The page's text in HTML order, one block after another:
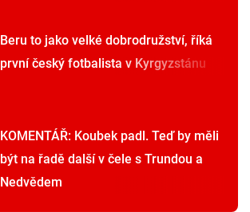
Beru to jako velké dobrodružství, říká
první český fotbalista v Kyrgyzstánu
KOMENTÁŘ: Koubek padl. Teď by měli
být na řadě další v čele s Trundou a
Nedvědem